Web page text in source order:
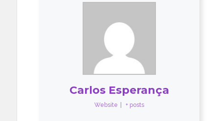
Carlos Esperança
Website + posts